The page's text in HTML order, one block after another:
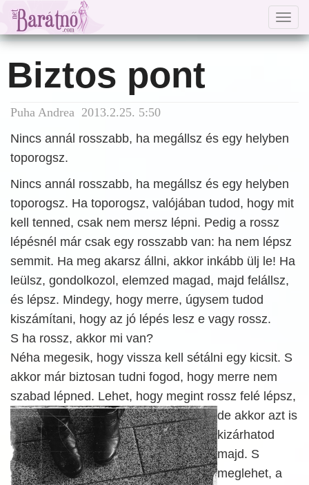
Biztos pont
Puha Andrea 2013.2.25. 5:50
Nincs annál rosszabb, ha megállsz és egy helyben
toporogsz.
Nincs annál rosszabb, ha megállsz és egy helyben
toporogsz. Ha toporogsz, valójában tudod, hogy mit
kell tenned, csak nem mersz lépni. Pedig a rossz
lépésnél már csak egy rosszabb van: ha nem lépsz
semmit. Ha meg akarsz állni, akkor inkább ülj le! Ha
leülsz, gondolkozol, elemzed magad, majd felállsz,
és lépsz. Mindegy, hogy merre, úgysem tudod
kiszámítani, hogy az jó lépés lesz e vagy rossz.
S ha rossz, akkor mi van?
Néha megesik, hogy vissza kell sétálni egy kicsit. S
akkor már biztosan tudni fogod, hogy merre nem
szabad lépned. Lehet, hogy megint rossz felé lépsz,
de akkor azt is
kizárhatod
majd. S
meglehet, a